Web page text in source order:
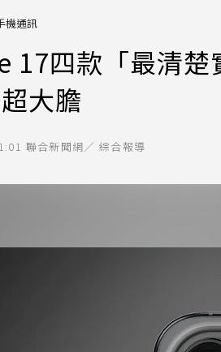
機通訊
17四款「最清楚
大膽
聯合新聞網／ 綜合報導